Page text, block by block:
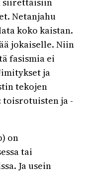
Netanjahu
koko kaistan.
jokaiselle. Niin
fasismia ei
ja
tekojen
toisrotuisten ja -
on
tai
Ja usein